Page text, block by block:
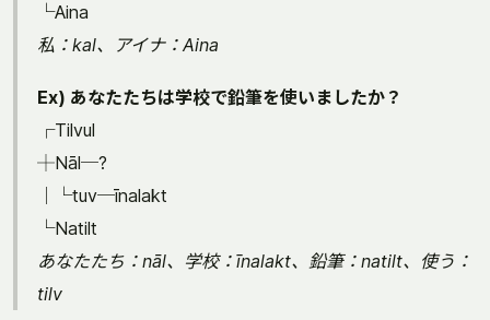
└Aina
私：kal、アイナ：Aina
Ex) あなたたちは学校で鉛筆を使いましたか？
┌Tilvul
┼Nāl─?
│└tuv─īnalakt
└Natilt
あなたたち：nāl、学校：īnalakt、鉛筆：natilt、使う：
tilv